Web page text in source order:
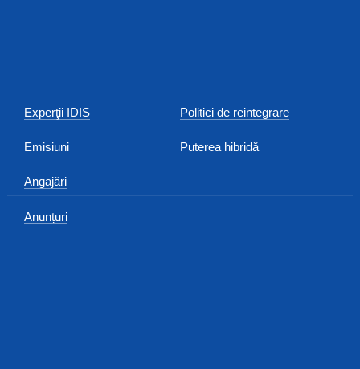
Experţii IDIS
Emisiuni
Angajări
Anunțuri
Politici de reintegrare
Puterea hibridă